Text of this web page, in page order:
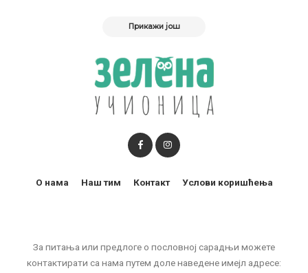
Прикажи још
За питања или предлоге о пословној сарадњи можете
контактирати са нама путем доле наведене имејл адресе:
О нама Наш тим Контакт Услови коришћења